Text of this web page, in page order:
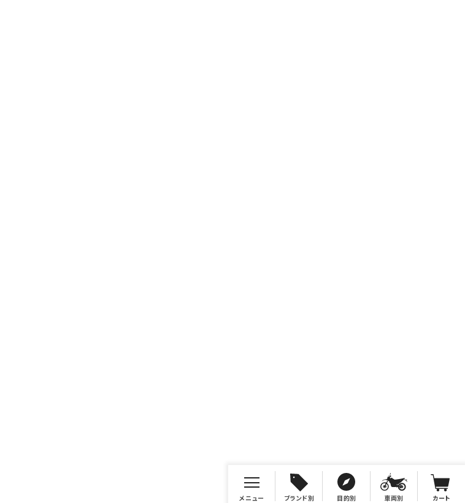
メニュー ブランド別 目的別 車両別 カート